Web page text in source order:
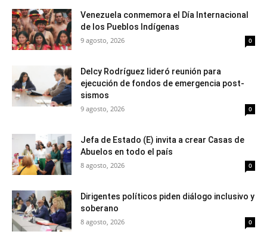
Venezuela conmemora el Día Internacional
de los Pueblos Indígenas
9 agosto, 2026 0
Delcy Rodríguez lideró reunión para
ejecución de fondos de emergencia post-
sismos
9 agosto, 2026 0
Jefa de Estado (E) invita a crear Casas de
Abuelos en todo el país
8 agosto, 2026 0
Dirigentes políticos piden diálogo inclusivo y
soberano
8 agosto, 2026 0